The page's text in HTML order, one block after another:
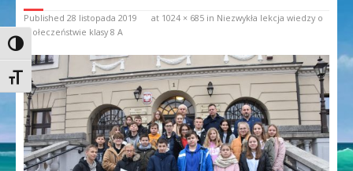
Toggle High Contrast
Toggle Font size
Published 28 listopada 2019 at 1024 × 685 in Niezwykła lekcja wiedzy o
społeczeństwie klasy 8 A